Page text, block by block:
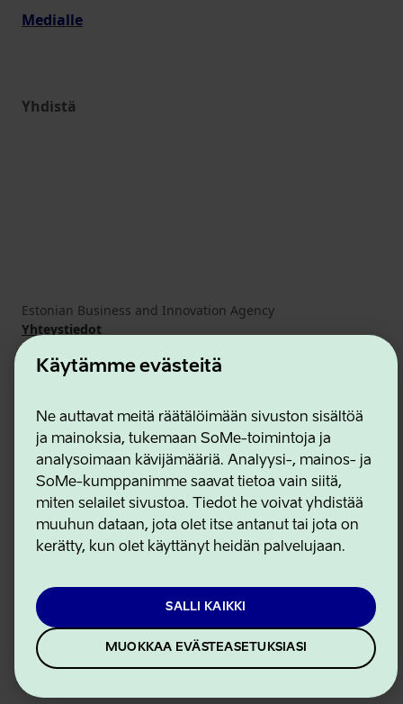
Käytämme evästeitä
Ne auttavat meitä räätälöimään sivuston sisältöä
ja mainoksia, tukemaan SoMe-toimintoja ja
analysoimaan kävijämääriä. Analyysi-, mainos- ja
SoMe-kumppanimme saavat tietoa vain siitä,
miten selailet sivustoa. Tiedot he voivat yhdistää
muuhun dataan, jota olet itse antanut tai jota on
kerätty, kun olet käyttänyt heidän palvelujaan.
SALLI KAIKKI
MUOKKAA EVÄSTEASETUKSIASI
Medialle
Yhdistä
Estonian Business and Innovation Agency
Yhteystiedot
Yhteistyökumppanit
Käyttöehdot